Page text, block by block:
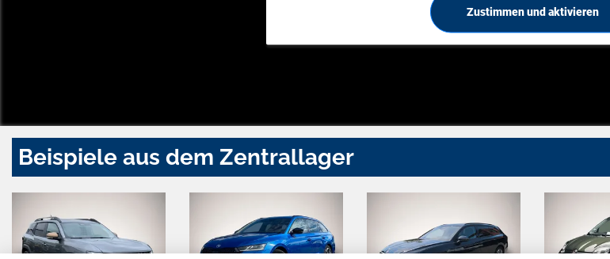
Zustimmen und aktivieren
Beispiele aus dem Zentrallager